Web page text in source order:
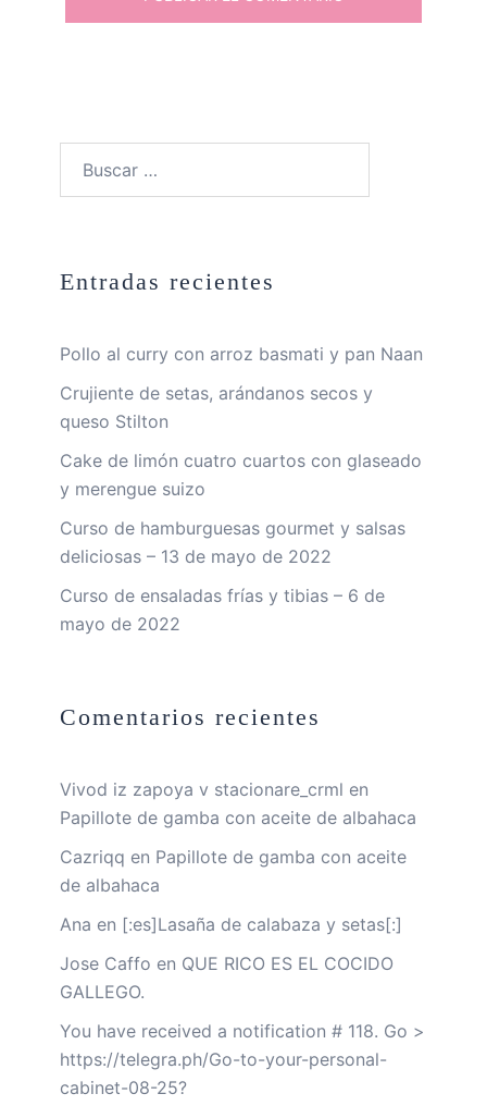
Entradas recientes
Pollo al curry con arroz basmati y pan Naan
Crujiente de setas, arándanos secos y
queso Stilton
Cake de limón cuatro cuartos con glaseado
y merengue suizo
Curso de hamburguesas gourmet y salsas
deliciosas – 13 de mayo de 2022
Curso de ensaladas frías y tibias – 6 de
mayo de 2022
Comentarios recientes
Vivod iz zapoya v stacionare_crml en
Papillote de gamba con aceite de albahaca
Cazriqq en Papillote de gamba con aceite
de albahaca
Ana en [:es]Lasaña de calabaza y setas[:]
Jose Caffo en QUE RICO ES EL COCIDO
GALLEGO.
You have received a notification # 118. Go >
https://telegra.ph/Go-to-your-personal-
cabinet-08-25?